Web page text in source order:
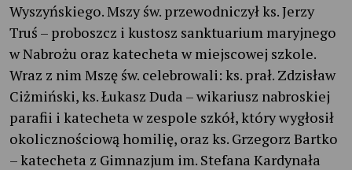
Wyszyńskiego. Mszy św. przewodniczył ks. Jerzy
Truś – proboszcz i kustosz sanktuarium maryjnego
w Nabrożu oraz katecheta w miejscowej szkole.
Wraz z nim Mszę św. celebrowali: ks. prał. Zdzisław
Ciżmiński, ks. Łukasz Duda – wikariusz nabroskiej
parafii i katecheta w zespole szkół, który wygłosił
okolicznościową homilię, oraz ks. Grzegorz Bartko
– katecheta z Gimnazjum im. Stefana Kardynała